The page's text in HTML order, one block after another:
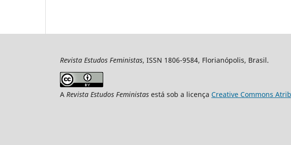
Revista Estudos Feministas, ISSN 1806-9584, Florianópolis, Brasil.
A Revista Estudos Feministas está sob a licença Creative Commons